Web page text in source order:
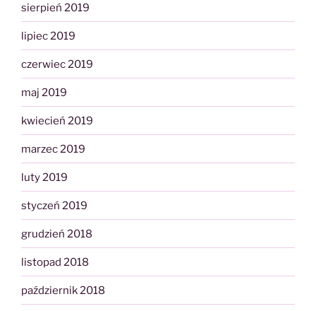
sierpień 2019
lipiec 2019
czerwiec 2019
maj 2019
kwiecień 2019
marzec 2019
luty 2019
styczeń 2019
grudzień 2018
listopad 2018
październik 2018